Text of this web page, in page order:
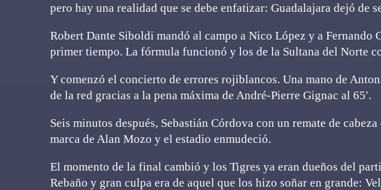
pero hay una realidad que se debe enfatizar: Guadalajara dejó de
Robert Dante Siboldi mandó al campo a Nico López y a
primer tiempo. La fórmula funcionó y los de la Sultana del Norte
Y comenzó el concierto de errores rojiblancos. Una mano de
de la red gracias a la pena máxima de André-Pierre Gignac al 65′.
Seis minutos después, Sebastián Córdova con un remate de
marca de Alan Mozo y el estadio enmudeció.
El momento de la final cambió y los Tigres ya eran dueños del
Rebaño y gran culpa era de aquel que los hizo soñar en grande: